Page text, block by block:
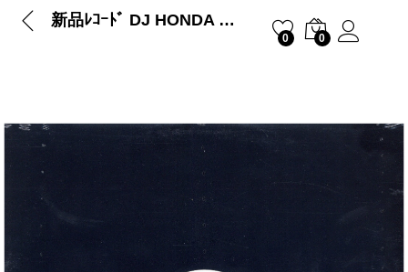
新品ﾚｺｰﾄﾞ DJ HONDA – TRAVELLIN’ MAN / AROUND THE CLOCK
0 0